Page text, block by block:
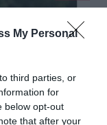
My Personal
third parties, or
for
below opt-out
that after your